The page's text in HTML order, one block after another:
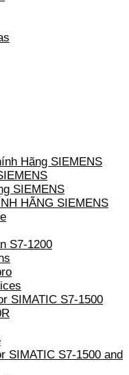
Hãng SIEMENS
SIEMENS
HÃNG SIEMENS
S7-1200
SIMATIC S7-1500
SIMATIC S7-1500 and